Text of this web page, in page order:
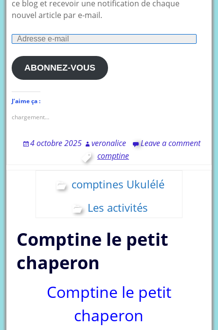
ce blog et recevoir une notification de chaque
nouvel article par e-mail.
Adresse
mail
ABONNEZ-VOUS
J’aime ça :
chargement…
4 octobre 2025 veronalice
Leave a comment
comptine
comptines Ukulélé
Les activités
Comptine le petit
chaperon
Comptine le petit
chaperon